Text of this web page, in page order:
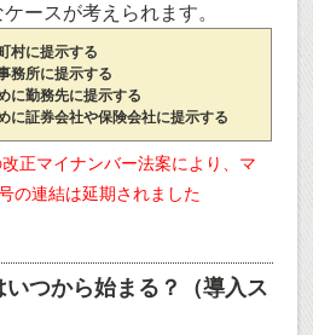
ースが考えられます。
村に提示する
務所に提示する
に勤務先に提示する
に証券会社や保険会社に提示する
正マイナンバー法案により、マ
の連結は延期されました
つから始まる？（導入ス